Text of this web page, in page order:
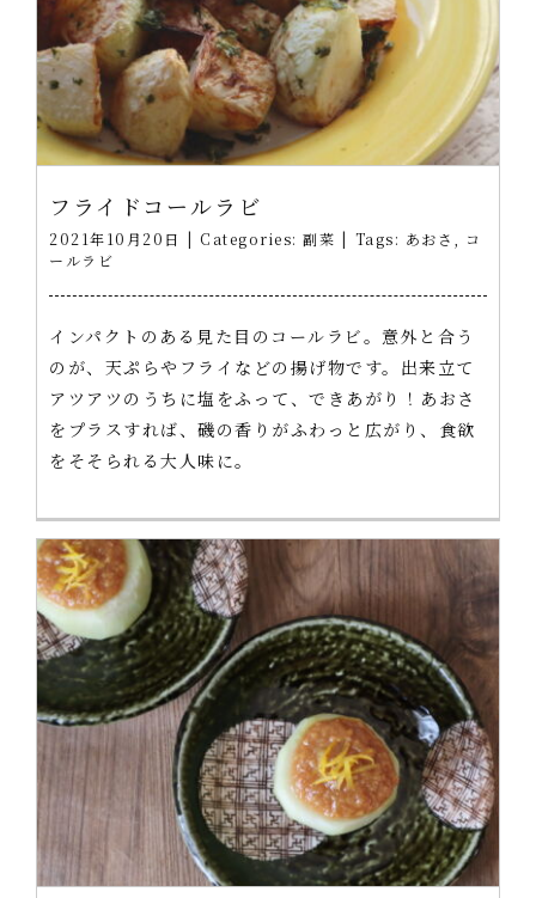
フライドコールラビ
2021年10月20日 | Categories: 副菜 | Tags: あおさ
コ
ールラビ
インパクトのある見た目のコールラビ。意外と合う
のが、天ぷらやフライなどの揚げ物です。出来立て
アツアツのうちに塩をふって、できあがり！あおさ
をプラスすれば、磯の香りがふわっと広がり、食欲
をそそられる大人味に。